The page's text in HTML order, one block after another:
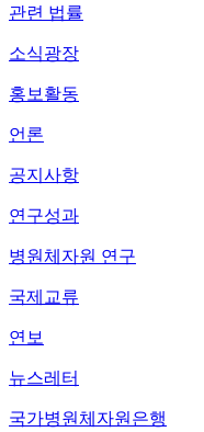
관련 법률
소식광장
홍보활동
언론
공지사항
연구성과
병원체자원 연구
국제교류
연보
뉴스레터
국가병원체자원은행